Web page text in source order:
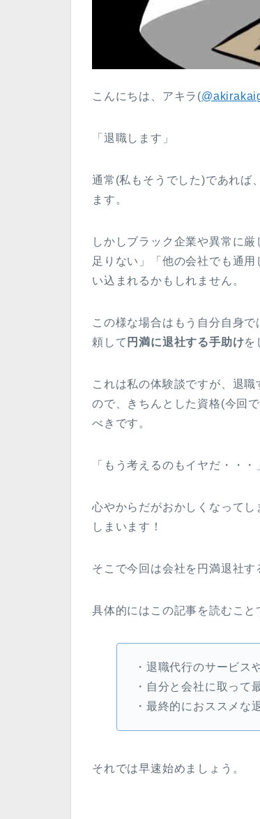
こんにちは、アキラ(
「退職します」
通常(私もそうでした)であれば
ます。
しかしブラック企業や異常に
足りない」「他の会社でも通
い込まれるかもしれません。
この様な場合はもう自分自身
頼して 円満に退社する手助けを
これは私の体験談ですが、退
ので、きちんとした資格(今回
べきです。
「もう考えるのもイヤだ・・・
心やからだがおかしくなって
しまいます！
そこで今回は会社を円満退社す
具体的にはこの記事を読むこと
・退職代行のサービス
・自分と会社に取って
・最終的におススメな
それでは早速始めましょう。